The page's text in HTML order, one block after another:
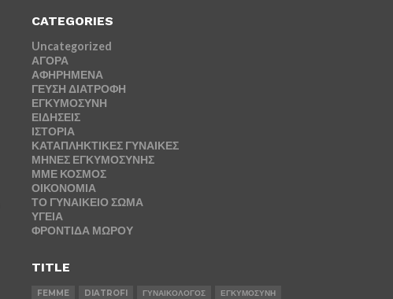
CATEGORIES
Uncategorized
ΑΓΟΡΑ
ΑΦΗΡΗΜΕΝΑ
ΓΕΥΣΗ ΔΙΑΤΡΟΦΗ
ΕΓΚΥΜΟΣΥΝΗ
ΕΙΔΗΣΕΙΣ
ΙΣΤΟΡΙΑ
ΚΑΤΑΠΛΗΚΤΙΚΕΣ ΓΥΝΑΙΚΕΣ
ΜΗΝΕΣ ΕΓΚΥΜΟΣΥΝΗΣ
ΜΜΕ ΚΟΣΜΟΣ
ΟΙΚΟΝΟΜΙΑ
ΤΟ ΓΥΝΑΙΚΕΙΟ ΣΩΜΑ
ΥΓΕΙΑ
ΦΡΟΝΤΙΔΑ ΜΩΡΟΥ
TITLE
FEMME DIATROFI ΓΥΝΑΙΚΟΛΟΓΟΣ
ΕΓΚΥΜΟΣΥΝΗ